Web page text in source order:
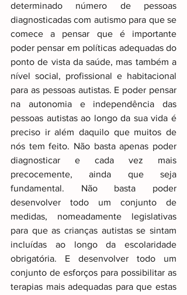
determinado número de pessoas
diagnosticadas com autismo para que se
comece a pensar que é importante
poder pensar em políticas adequadas do
ponto de vista da saúde, mas também a
nível social, profissional e habitacional
para as pessoas autistas. E poder pensar
na autonomia e independência das
pessoas autistas ao longo da sua vida é
preciso ir além daquilo que muitos de
nós tem feito. Não basta apenas poder
diagnosticar e cada vez mais
precocemente, ainda que seja
fundamental. Não basta poder
desenvolver todo um conjunto de
medidas, nomeadamente legislativas
para que as crianças autistas se sintam
incluídas ao longo da escolaridade
obrigatória. E desenvolver todo um
conjunto de esforços para possibilitar as
terapias mais adequadas para que estas